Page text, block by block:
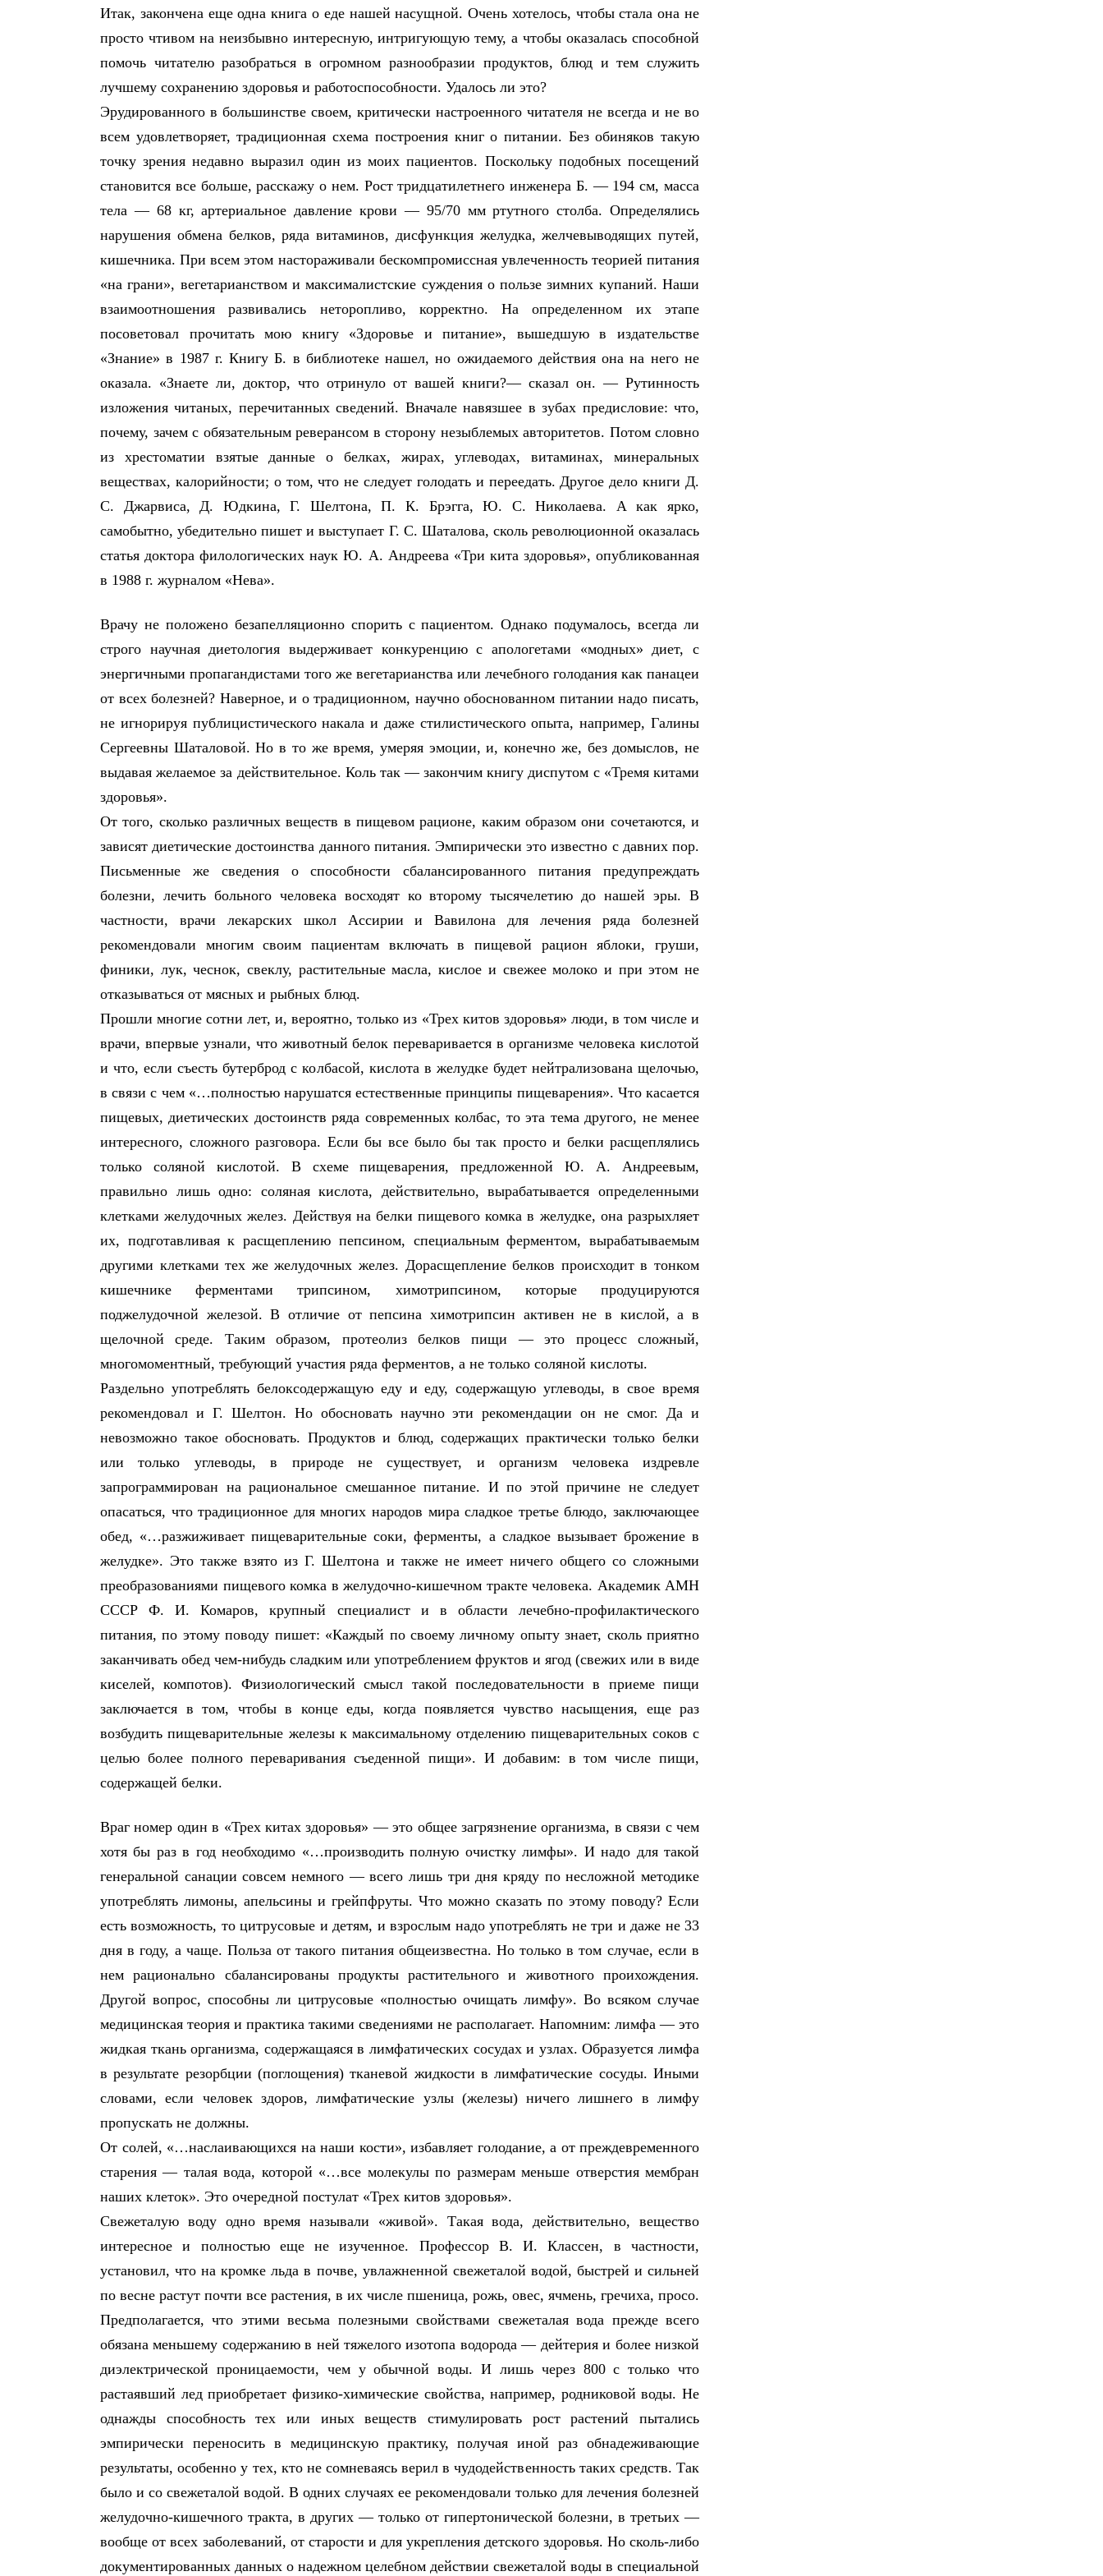
Итак, закончена еще одна книга о еде нашей насущной. Очень хотелось, чтобы стала она не
просто чтивом на неизбывно интересную, интригующую тему, а чтобы оказалась способной
помочь читателю разобраться в огромном разнообразии продуктов, блюд и тем служить
лучшему сохранению здоровья и работоспособности. Удалось ли это?
Эрудированного в большинстве своем, критически настроенного читателя не всегда и не во
всем удовлетворяет, традиционная схема построения книг о питании. Без обиняков такую
точку зрения недавно выразил один из моих пациентов. Поскольку подобных посещений
становится все больше, расскажу о нем. Рост тридцатилетнего инженера Б. — 194 см, масса
тела — 68 кг, артериальное давление крови — 95/70 мм ртутного столба. Определялись
нарушения обмена белков, ряда витаминов, дисфункция желудка, желчевыводящих путей,
кишечника. При всем этом настораживали бескомпромиссная увлеченность теорией питания
«на грани», вегетарианством и максималистские суждения о пользе зимних купаний. Наши
взаимоотношения развивались неторопливо, корректно. На определенном их этапе
посоветовал прочитать мою книгу «Здоровье и питание», вышедшую в издательстве
«Знание» в 1987 г. Книгу Б. в библиотеке нашел, но ожидаемого действия она на него не
оказала. «Знаете ли, доктор, что отринуло от вашей книги?— сказал он. — Рутинность
изложения читаных, перечитанных сведений. Вначале навязшее в зубах предисловие: что,
почему, зачем с обязательным реверансом в сторону незыблемых авторитетов. Потом словно
из хрестоматии взятые данные о белках, жирах, углеводах, витаминах, минеральных
веществах, калорийности; о том, что не следует голодать и переедать. Другое дело книги Д.
С. Джарвиса, Д. Юдкина, Г. Шелтона, П. К. Брэгга, Ю. С. Николаева. А как ярко,
самобытно, убедительно пишет и выступает Г. С. Шаталова, сколь революционной оказалась
статья доктора филологических наук Ю. А. Андреева «Три кита здоровья», опубликованная
в 1988 г. журналом «Нева».
Врачу не положено безапелляционно спорить с пациентом. Однако подумалось, всегда ли
строго научная диетология выдерживает конкуренцию с апологетами «модных» диет, с
энергичными пропагандистами того же вегетарианства или лечебного голодания как панацеи
от всех болезней? Наверное, и о традиционном, научно обоснованном питании надо писать,
не игнорируя публицистического накала и даже стилистического опыта, например, Галины
Сергеевны Шаталовой. Но в то же время, умеряя эмоции, и, конечно же, без домыслов, не
выдавая желаемое за действительное. Коль так — закончим книгу диспутом с «Тремя китами
здоровья».
От того, сколько различных веществ в пищевом рационе, каким образом они сочетаются, и
зависят диетические достоинства данного питания. Эмпирически это известно с давних пор.
Письменные же сведения о способности сбалансированного питания предупреждать
болезни, лечить больного человека восходят ко второму тысячелетию до нашей эры. В
частности, врачи лекарских школ Ассирии и Вавилона для лечения ряда болезней
рекомендовали многим своим пациентам включать в пищевой рацион яблоки, груши,
финики, лук, чеснок, свеклу, растительные масла, кислое и свежее молоко и при этом не
отказываться от мясных и рыбных блюд.
Прошли многие сотни лет, и, вероятно, только из «Трех китов здоровья» люди, в том числе и
врачи, впервые узнали, что животный белок переваривается в организме человека кислотой
и что, если съесть бутерброд с колбасой, кислота в желудке будет нейтрализована щелочью,
в связи с чем «…полностью нарушатся естественные принципы пищеварения». Что касается
пищевых, диетических достоинств ряда современных колбас, то эта тема другого, не менее
интересного, сложного разговора. Если бы все было бы так просто и белки расщеплялись
только соляной кислотой. В схеме пищеварения, предложенной Ю. А. Андреевым,
правильно лишь одно: соляная кислота, действительно, вырабатывается определенными
клетками желудочных желез. Действуя на белки пищевого комка в желудке, она разрыхляет
их, подготавливая к расщеплению пепсином, специальным ферментом, вырабатываемым
другими клетками тех же желудочных желез. Дорасщепление белков происходит в тонком
кишечнике ферментами трипсином, химотрипсином, которые продуцируются
поджелудочной железой. В отличие от пепсина химотрипсин активен не в кислой, а в
щелочной среде. Таким образом, протеолиз белков пищи — это процесс сложный,
многомоментный, требующий участия ряда ферментов, а не только соляной кислоты.
Раздельно употреблять белоксодержащую еду и еду, содержащую углеводы, в свое время
рекомендовал и Г. Шелтон. Но обосновать научно эти рекомендации он не смог. Да и
невозможно такое обосновать. Продуктов и блюд, содержащих практически только белки
или только углеводы, в природе не существует, и организм человека издревле
запрограммирован на рациональное смешанное питание. И по этой причине не следует
опасаться, что традиционное для многих народов мира сладкое третье блюдо, заключающее
обед, «…разжиживает пищеварительные соки, ферменты, а сладкое вызывает брожение в
желудке». Это также взято из Г. Шелтона и также не имеет ничего общего со сложными
преобразованиями пищевого комка в желудочно-кишечном тракте человека. Академик АМН
СССР Ф. И. Комаров, крупный специалист и в области лечебно-профилактического
питания, по этому поводу пишет: «Каждый по своему личному опыту знает, сколь приятно
заканчивать обед чем-нибудь сладким или употреблением фруктов и ягод (свежих или в виде
киселей, компотов). Физиологический смысл такой последовательности в приеме пищи
заключается в том, чтобы в конце еды, когда появляется чувство насыщения, еще раз
возбудить пищеварительные железы к максимальному отделению пищеварительных соков с
целью более полного переваривания съеденной пищи». И добавим: в том числе пищи,
содержащей белки.
Враг номер один в «Трех китах здоровья» — это общее загрязнение организма, в связи с чем
хотя бы раз в год необходимо «…производить полную очистку лимфы». И надо для такой
генеральной санации совсем немного — всего лишь три дня кряду по несложной методике
употреблять лимоны, апельсины и грейпфруты. Что можно сказать по этому поводу? Если
есть возможность, то цитрусовые и детям, и взрослым надо употреблять не три и даже не 33
дня в году, а чаще. Польза от такого питания общеизвестна. Но только в том случае, если в
нем рационально сбалансированы продукты растительного и животного проихождения.
Другой вопрос, способны ли цитрусовые «полностью очищать лимфу». Во всяком случае
медицинская теория и практика такими сведениями не располагает. Напомним: лимфа — это
жидкая ткань организма, содержащаяся в лимфатических сосудах и узлах. Образуется лимфа
в результате резорбции (поглощения) тканевой жидкости в лимфатические сосуды. Иными
словами, если человек здоров, лимфатические узлы (железы) ничего лишнего в лимфу
пропускать не должны.
От солей, «…наслаивающихся на наши кости», избавляет голодание, а от преждевременного
старения — талая вода, которой «…все молекулы по размерам меньше отверстия мембран
наших клеток». Это очередной постулат «Трех китов здоровья».
Свежеталую воду одно время называли «живой». Такая вода, действительно, вещество
интересное и полностью еще не изученное. Профессор В. И. Классен, в частности,
установил, что на кромке льда в почве, увлажненной свежеталой водой, быстрей и сильней
по весне растут почти все растения, в их числе пшеница, рожь, овес, ячмень, гречиха, просо.
Предполагается, что этими весьма полезными свойствами свежеталая вода прежде всего
обязана меньшему содержанию в ней тяжелого изотопа водорода — дейтерия и более низкой
диэлектрической проницаемости, чем у обычной воды. И лишь через 800 с только что
растаявший лед приобретает физико-химические свойства, например, родниковой воды. Не
однажды способность тех или иных веществ стимулировать рост растений пытались
эмпирически переносить в медицинскую практику, получая иной раз обнадеживающие
результаты, особенно у тех, кто не сомневаясь верил в чудодейственность таких средств. Так
было и со свежеталой водой. В одних случаях ее рекомендовали только для лечения болезней
желудочно-кишечного тракта, в других — только от гипертонической болезни, в третьих —
вообще от всех заболеваний, от старости и для укрепления детского здоровья. Но сколь-либо
документированных данных о надежном целебном действии свежеталой воды в специальной